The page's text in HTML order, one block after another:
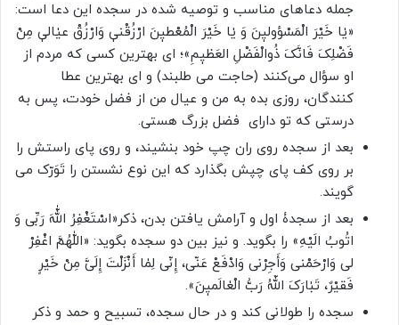
جمله دعاهای مناسب و توصیه شده در سجده این دعا است:
«یٰا خَیْرَ الْمَسْؤولیٖنَ وَ یٰا خَیْرَ الْمُعْطیٖنَ ارْزُقْنیٖ وَارْزُقْ عیٰالیٖ مِنْ
فَضْلِکَ فَانَّکَ ذُوالْفَضْلِ العَظیٖمِ»؛ ای بهترین کسی که مردم از
‎‏کنندگان، روزی بده به من و عیال من از فضل خودت، پس به
درستی که تو دارای ‏‎ ‎‏فضل بزرگ هستی.
بعد از سجده روى ران چپ خود بنشيند، و روى پاى راستش را
بر روی كف پاى چپش بگذارد که اين نوع نشستن را تَوَرّک می
گويند.
بعد از سجدۀ اول و آرامش یافتن بدن، ذکر«اسْتَغْفِرُ اللّٰهَ رَبِّی وَ
اتُوبُ الَیْهِ» را بگوید. و نیز بین دو سجده بگوید: «اللّٰهُمَّ اغْفِرْ
لی وَارْحَمْنی وَأَجِرْنی وَادْفَعْ عَنّی، إِنّی لِمٰا أَنْزَلْتَ إِلَیَّ مِنْ خَیْرٍ
فَقیْرٌ، تَبٰارَکَ اللّهُ رَبُّ الْعٰالَمیٖنَ».
سجده را طولانى كند و در حال سجده، تسبيح و حمد و ذكر